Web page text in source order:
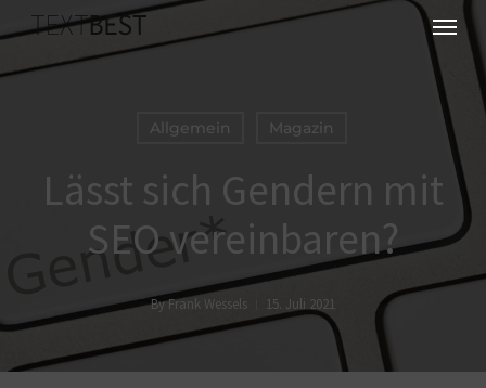
Skip
to
main
Menu
Allgemein Magazin
Lässt sich Gendern mit
SEO vereinbaren?
ByFrank Wessels 15. Juli 2021